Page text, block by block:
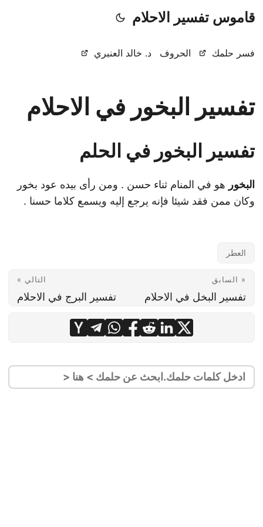
قاموس تفسير الاحلام
فسر حلمك الحروف د. خالد العنبري
تفسير البخور في الاحلام
تفسير البخور في الحلم
البخور هو في المنام ثناء حسن . ومن رأى بيده عود بخور
وكان ممن فقد شيئا فإنه يرجع إليه ويسمع كلاما حسنا .
العطر
« السابق
تفسير البخل في الاحلام
التالي »
تفسير البرج في الاحلام